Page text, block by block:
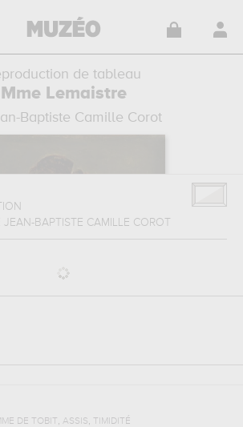
de tableau
Mme Lemaistre
Baptiste Camille Corot
JEAN-BAPTISTE CAMILLE COROT
DE TOBIT, ASSIS, TIMIDITÉ